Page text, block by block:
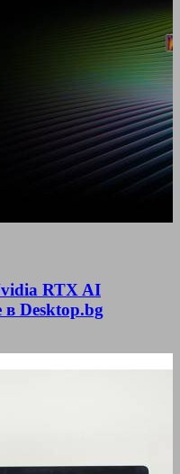
RTX AI
Desktop.bg